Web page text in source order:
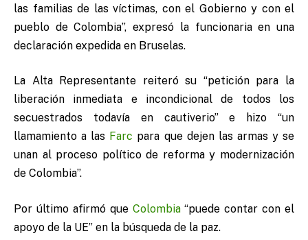
las familias de las víctimas, con el Gobierno y con el
pueblo de Colombia”, expresó la funcionaria en una
declaración expedida en Bruselas.
La Alta Representante reiteró su “petición para la
liberación inmediata e incondicional de todos los
secuestrados todavía en cautiverio” e hizo “un
llamamiento a las Farc para que dejen las armas y se
unan al proceso político de reforma y modernización
de Colombia”.
Por último afirmó que Colombia“puede contar con el
apoyo de la UE” en la búsqueda de la paz.